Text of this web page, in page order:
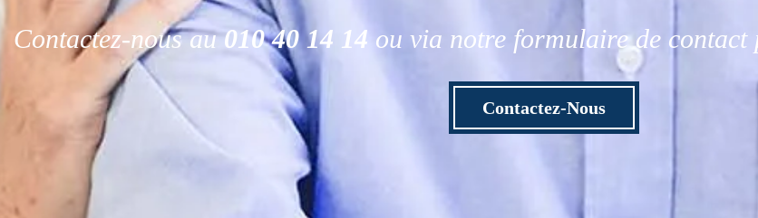
Contactez-nous au010 40 14 14 ou via notre formulaire de contact
Contactez-Nous